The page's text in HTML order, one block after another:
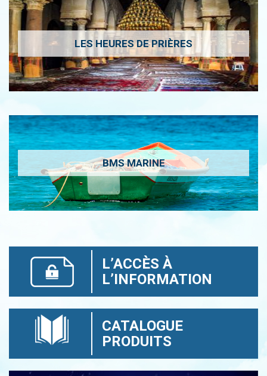
LES HEURES DE PRIÈRES
BMS MARINE
L’ACCÈS À
L’INFORMATION
CATALOGUE
PRODUITS